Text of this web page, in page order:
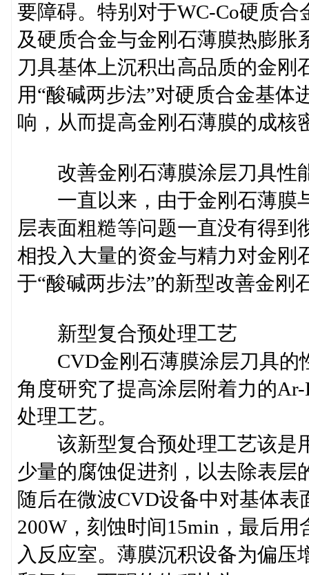
要障碍。特别对于WC-Co硬质
及硬质合金与金刚石薄膜热膨胀
刀具基体上沉积出高品质的金刚
用“酸碱两步法”对硬质合金基
响，从而提高金刚石薄膜的成核
改善金刚石薄膜涂层刀具性
一直以来，由于金刚石薄膜
层表面粗糙等问题一直没有得到
相投入大量的资金与精力对金刚
于“酸碱两步法”的新型改善金刚
新型复合预处理工艺
CVD金刚石薄膜涂层刀具的
角度研究了提高涂层附着力的
处理工艺。
该新型复合预处理工艺该是
少量的腐蚀促进剂，以去除表层
随后在微波CVD设备中对基体
200W，刻蚀时间15min，最后
入反应室。薄膜沉积设备为偏